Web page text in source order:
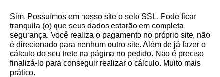
Sim. Possuímos em nosso site o selo SSL. Pode ficar
tranquila (o) que seus dados estarão em completa
segurança. Você realiza o pagamento no próprio site, não
é direcionado para nenhum outro site. Além de já fazer o
cálculo do seu frete na página no pedido. Não é preciso
finalizá-lo para conseguir realizar o cálculo. Muito mais
prático.